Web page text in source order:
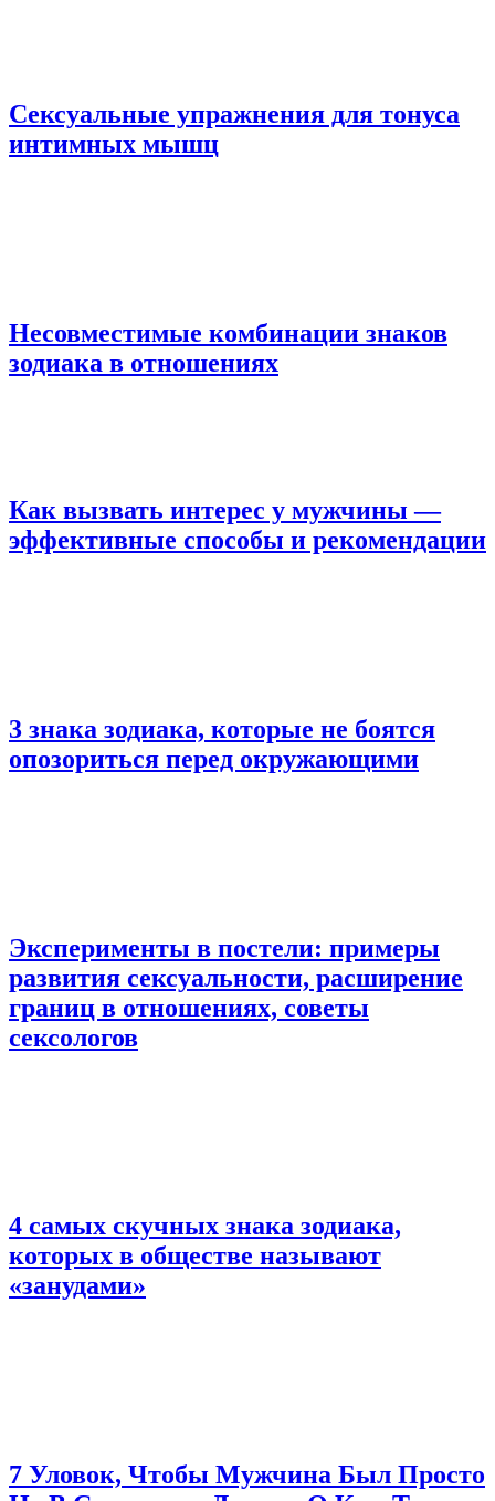
Сексуальные упражнения для тонуса
интимных мышц
Несовместимые комбинации знаков
зодиака в отношениях
Как вызвать интерес у мужчины —
эффективные способы и рекомендации
3 знака зодиака, которые не боятся
опозориться перед окружающими
Эксперименты в постели: примеры
развития сексуальности, расширение
границ в отношениях, советы
сексологов
4 самых скучных знака зодиака,
которых в обществе называют
«занудами»
7 Уловок, Чтобы Мужчина Был Просто